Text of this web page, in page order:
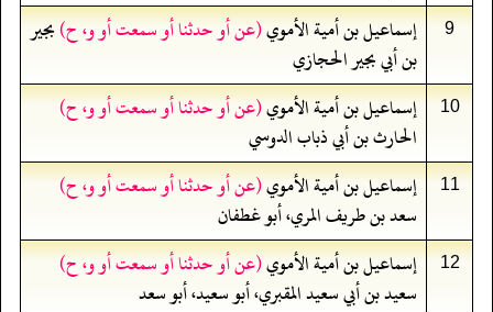
9 إسماعيل بن أمية الأموي(عن أو حدثنا أو سمعت أو و، ح)بجير
بن أبي بجير الحجازي
10 إسماعيل بن أمية الأموي(عن أو حدثنا أو سمعت أو و، ح)
الحارث بن أبي ذباب الدوسي
11 إسماعيل بن أمية الأموي(عن أو حدثنا أو سمعت أو و، ح)
سعد بن طريف المري، أبو غطفان
12 إسماعيل بن أمية الأموي(عن أو حدثنا أو سمعت أو و، ح)
سعيد بن أبي سعيد المقبري، أبو سعيد، أبو سعد